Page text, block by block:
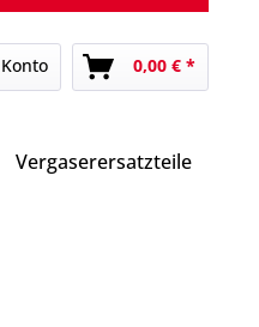
0,00 € *
Vergaserersatzteile